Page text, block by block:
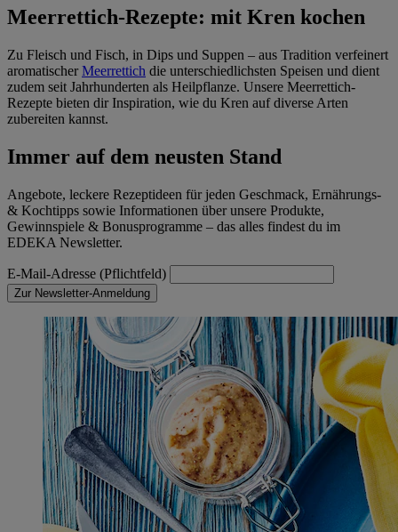
Meerrettich-Rezepte: mit Kren kochen
Zu Fleisch und Fisch, in Dips und Suppen – aus Tradition verfeinert
aromatischerMeerrettich die unterschiedlichsten Speisen und dient
zudem seit Jahrhunderten als Heilpflanze. Unsere Meerrettich-
Rezepte bieten dir Inspiration, wie du Kren auf diverse Arten
zubereiten kannst.
Immer auf dem neusten Stand
Angebote, leckere Rezeptideen für jeden Geschmack, Ernährungs-
& Kochtipps sowie Informationen über unsere Produkte,
Gewinnspiele & Bonusprogramme – das alles findest du im
EDEKA Newsletter.
E-Mail-Adresse (Pflichtfeld)
Zur Newsletter-Anmeldung